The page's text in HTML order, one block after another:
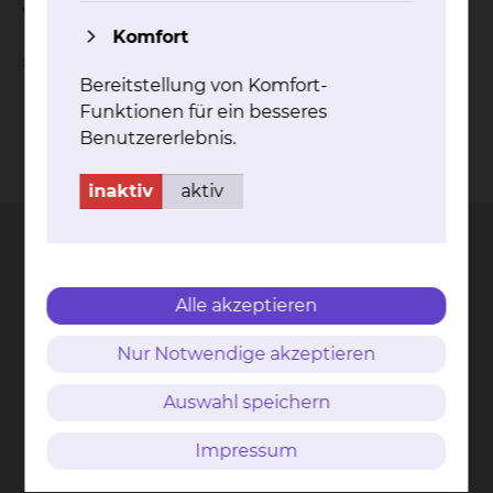
Versorgung fördern.
Bildnachweise
Entgelttransparenz
Städtisches Klinikum
Braunschweig gGmbH
38118 Braunschweig
Tel.: 0531/595-0
Komfort
Bereitstellung von Komfort-
Funktionen für ein besseres
Benutzererlebnis.
inaktiv aktiv
Alle akzeptieren
Nur Notwendige akzeptieren
Auswahl speichern
Impressum